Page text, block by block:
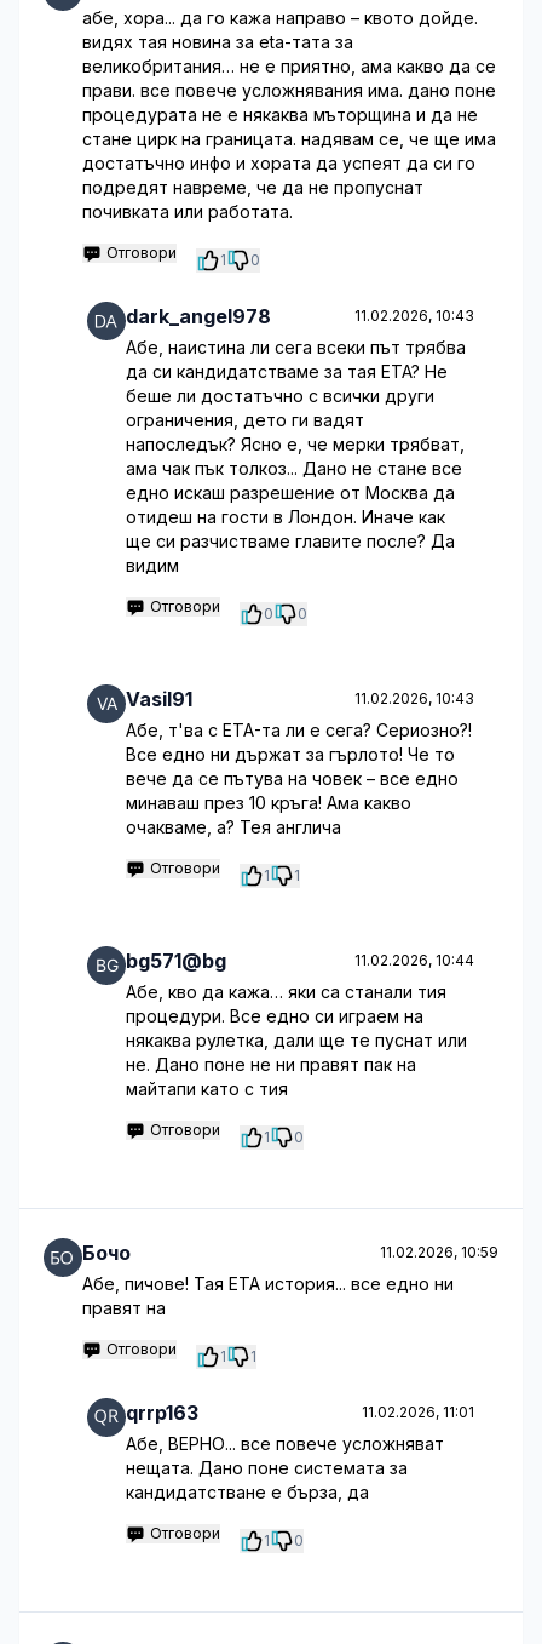
абе, хора... да го кажа направо – квото дойде.
видях тая новина за eta-тата за
великобритания… не е приятно, ама какво да се
прави. все повече усложнявания има. дано поне
процедурата не е някаква мъторщина и да не
стане цирк на границата. надявам се, че ще има
достатъчно инфо и хората да успеят да си го
подредят навреме, че да не пропуснат
почивката или работата.
Отговори 1 0
dark_angel978 11.02.2026, 10:43
Абе, наистина ли сега всеки път трябва
да си кандидатстваме за тая ETA? Не
беше ли достатъчно с всички други
ограничения, дето ги вадят
напоследък? Ясно е, че мерки трябват,
ама чак пък толкоз... Дано не стане все
едно искаш разрешение от Москва да
отидеш на гости в Лондон. Иначе как
ще си разчистваме главите после? Да
видим
Отговори 0 0
Vasil91 11.02.2026, 10:43
Абе, т'ва с ETA-та ли е сега? Сериозно?!
Все едно ни държат за гърлото! Че то
вече да се пътува на човек – все едно
минаваш през 10 кръга! Ама какво
очакваме, а? Тея англича
Отговори 1 1
bg571@bg 11.02.2026, 10:44
Абе, кво да кажа… яки са станали тия
процедури. Все едно си играем на
някаква рулетка, дали ще те пуснат или
не. Дано поне не ни правят пак на
майтапи като с тия
Отговори 1 0
Бочо 11.02.2026, 10:59
Абе, пичове! Тая ETA история... все едно ни
правят на
Отговори 1 1
qrrp163 11.02.2026, 11:01
Абе, ВЕРНО... все повече усложняват
нещата. Дано поне системата за
кандидатстване е бърза, да
Отговори 1 0